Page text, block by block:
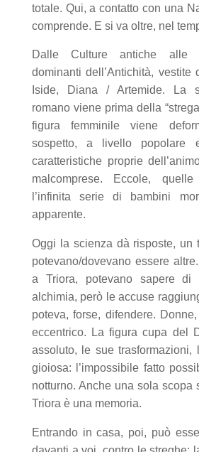
totale. Qui, a contatto con una
comprende. E si va oltre, nel
Dalle Culture antiche alle
dominanti dell’Antichità, vestite
Iside, Diana / Artemide. La
romano viene prima della
figura femminile viene
sospetto, a livello popolare
caratteristiche proprie
malcomprese. Eccole,
l’infinita serie di bambini
apparente.
Oggi la scienza dà risposte, un
potevano/dovevano essere
a Triora, potevano sapere di
alchimia, però le accuse
poteva, forse, difendere.
eccentrico. La figura cupa del
assoluto, le sue trasformazioni,
gioiosa: l’impossibile fatto
notturno. Anche una sola scopa
Triora è una memoria.
Entrando in casa, poi, può